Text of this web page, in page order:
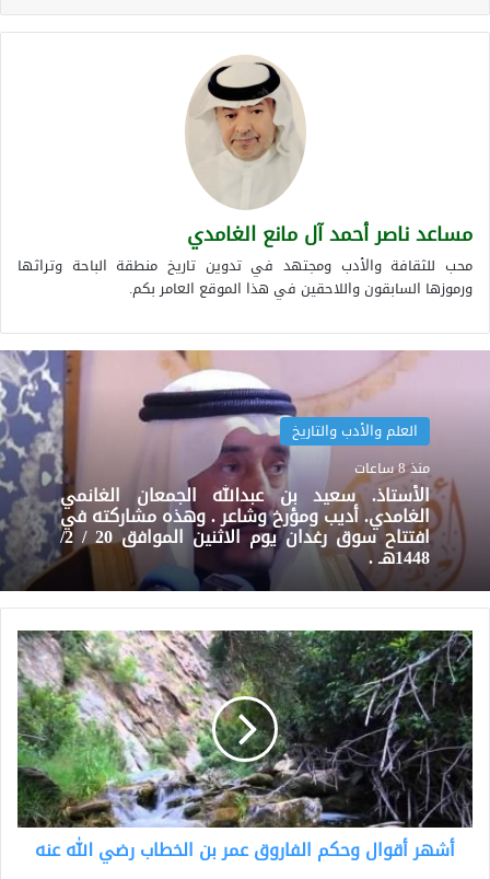
مساعد ناصر أحمد آل مانع الغامدي
محب للثقافة والأدب ومجتهد في تدوين تاريخ منطقة الباحة وتراثها
ورموزها السابقون واللاحقين في هذا الموقع العامر بكم.
العلم والأدب والتاريخ
منذ 8 ساعات
الأستاذ. سعيد بن عبدالله الجمعان الغانمي
الغامدي. أديب ومؤرخ وشاعر . وهذه مشاركته في
افتتاح سوق رغدان يوم الاثنين الموافق 20 / 2/
1448هـ .
أشهر
أقوال
وحكم
الفاروق
عمر
بن
الخطاب
رضي
الله
عنهأشهر أقوال وحكم الفاروق عمر بن الخطاب رضي الله عنه